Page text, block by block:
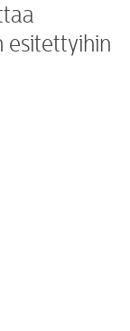
esitettyihin